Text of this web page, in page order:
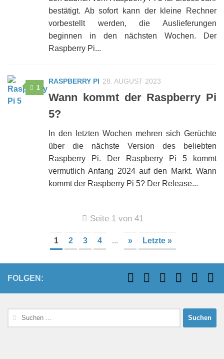
bestätigt. Ab sofort kann der kleine Rechner
vorbestellt werden, die Auslieferungen
beginnen in den nächsten Wochen. Der
Raspberry Pi...
1
RASPBERRY PI 28. AUGUST 2023
Wann kommt der Raspberry Pi
5?
In den letzten Wochen mehren sich Gerüchte
über die nächste Version des beliebten
Raspberry Pi. Der Raspberry Pi 5 kommt
vermutlich Anfang 2024 auf den Markt. Wann
kommt der Raspberry Pi 5? Der Release...
Seite 1 von 41
1 2 3 4 ... » Letzte »
FOLGEN:
Suchen
nach: